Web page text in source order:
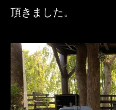
頂きました。